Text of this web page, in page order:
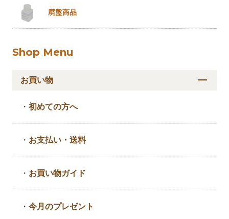
廃盤商品
Shop Menu
お買い物
・初めての方へ
・ お支払い・送料
・ お買い物ガイド
・今月のプレゼント